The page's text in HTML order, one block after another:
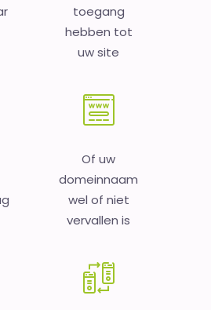
toegang
hebben tot
uw site
Of uw
domeinnaam
wel of niet
vervallen is